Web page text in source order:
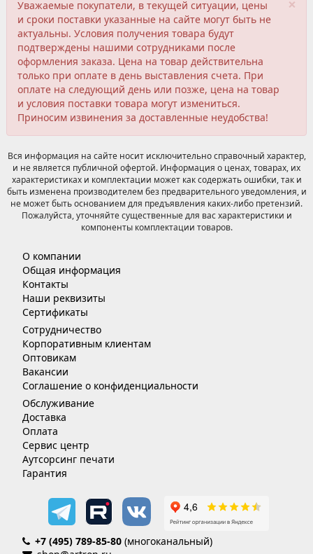
×
Уважаемые покупатели, в текущей ситуации, цены
и сроки поставки указанные на сайте могут быть не
актуальны. Условия получения товара будут
подтверждены нашими сотрудниками после
оформления заказа. Цена на товар действительна
только при оплате в день выставления счета. При
оплате на следующий день или позже, цена на товар
и условия поставки товара могут измениться.
Приносим извинения за доставленные неудобства!
Вся информация на сайте носит исключительно справочный характер,
и не является публичной офертой. Информация о ценах, товарах, их
характеристиках и комплектации может как содержать ошибки, так и
быть изменена производителем без предварительного уведомления, и
не может быть основанием для предъявления каких-либо претензий.
Пожалуйста, уточняйте существенные для вас характеристики и
компоненты комплектации товаров.
О компании
Общая информация
Контакты
Наши реквизиты
Сертификаты
Сотрудничество
Корпоративным клиентам
Оптовикам
Вакансии
Соглашение о конфиденциальности
Обслуживание
Доставка
Оплата
Сервис центр
Аутсорсинг печати
Гарантия
+7 (495) 789-85-80 (многоканальный)